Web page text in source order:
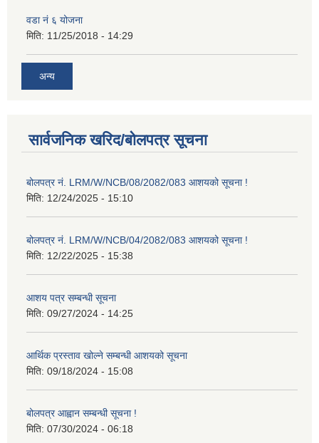
वडा नं ६ योजना
मिति: 11/25/2018 - 14:29
अन्य
सार्वजनिक खरिद/बोलपत्र सूचना
बोलपत्र नं. LRM/W/NCB/08/2082/083 आशयको सूचना !
मिति: 12/24/2025 - 15:10
बोलपत्र नं. LRM/W/NCB/04/2082/083 आशयको सूचना !
मिति: 12/22/2025 - 15:38
आशय पत्र सम्बन्धी सूचना
मिति: 09/27/2024 - 14:25
आर्थिक प्रस्ताव खोल्ने सम्बन्धी आशयको सूचना
मिति: 09/18/2024 - 15:08
बोलपत्र आह्वान सम्बन्धी सूचना !
मिति: 07/30/2024 - 06:18